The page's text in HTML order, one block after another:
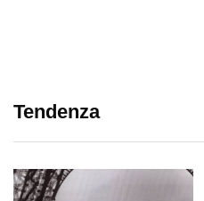
Tendenza